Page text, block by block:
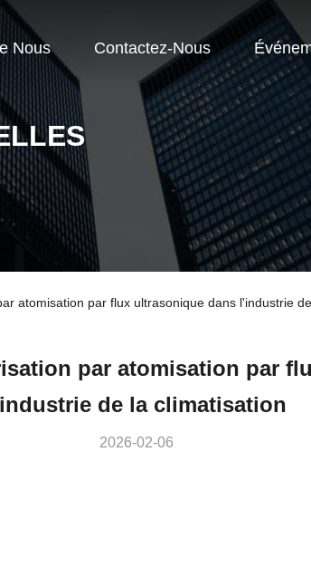
Nous Contactez-Nous
atomisation par flux ultrasonique dans l'industrie
par atomisation par
de la climatisation
2026-02-06